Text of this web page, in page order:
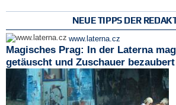
NEUE TIPPS DER
www.laterna.cz
Magisches Prag: In der Laterna
getäuscht und Zuschauer bezaubert